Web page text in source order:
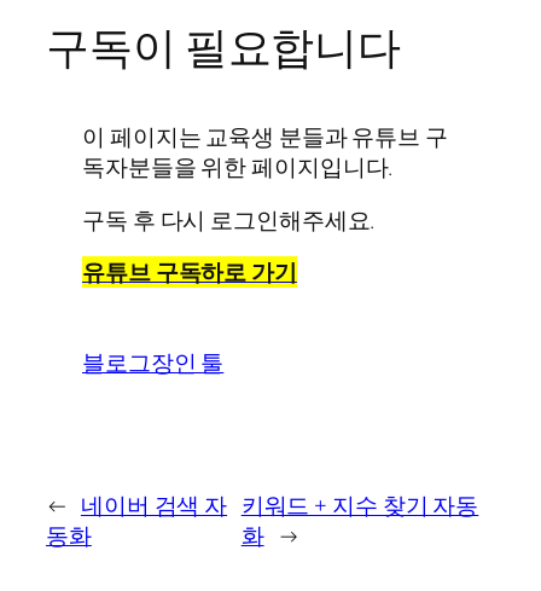
구독이 필요합니다
이 페이지는 교육생 분들과 유튜브 구
독자분들을 위한 페이지입니다.
구독 후 다시 로그인해주세요.
유튜브 구독하로 가기
블로그장인 툴
← 네이버 검색 자
동화
키워드 + 지수 찾기 자동
화 →